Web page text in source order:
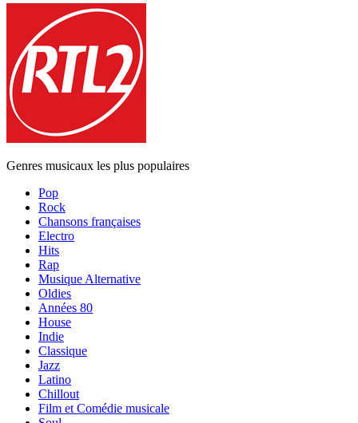
Genres musicaux les plus populaires
Pop
Rock
Chansons françaises
Electro
Hits
Rap
Musique Alternative
Oldies
Années 80
House
Indie
Classique
Jazz
Latino
Chillout
Film et Comédie musicale